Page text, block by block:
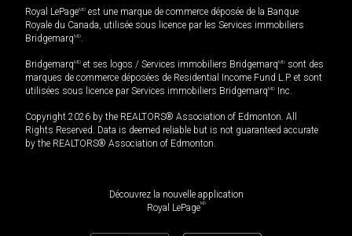
Royal LePageMD est une marque de commerce déposée de la Banque
Royale du Canada, utilisée sous licence par les Services immobiliers
BridgemarqMD.
BridgemarqMD et ses logos / Services immobiliers BridgemarqMD sont des
marques de commerce déposées de Residential Income Fund L.P. et sont
utilisées sous licence par Services immobiliers BridgemarqMD Inc.
Copyright 2026 by the REALTORS® Association of Edmonton. All
Rights Reserved. Data is deemed reliable but is not guaranteed accurate
by the REALTORS® Association of Edmonton.
Découvrez la nouvelle application
Royal LePageMD